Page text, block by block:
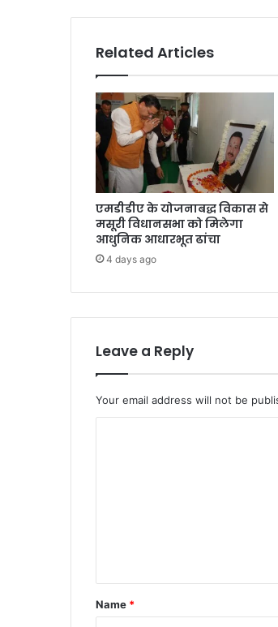
डी
डी
ए
”
Related Articles
एमडीडीए के योजनाबद्ध विकास से
मसूरी विधानसभा को मिलेगा
आधुनिक आधारभूत ढांचा
4 days ago
Leave a Reply
Your email address will not be
*
Name *